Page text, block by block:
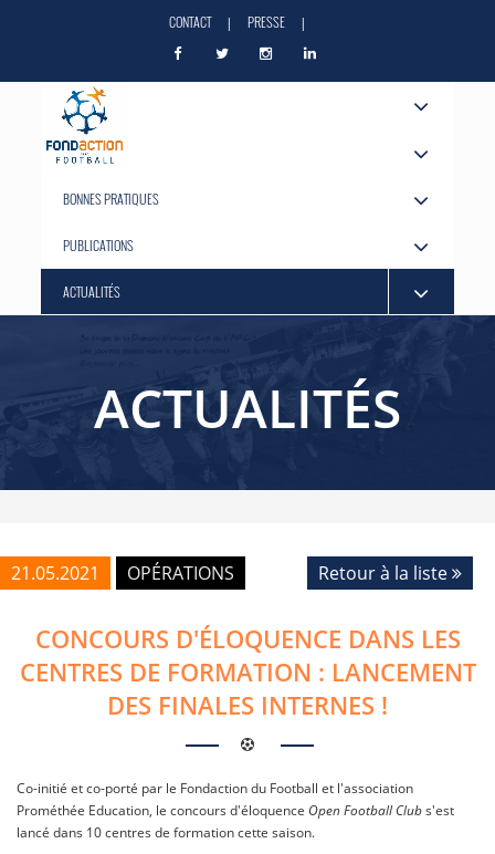
CONTACT | PRESSE |
A PROPOS
NOS ACTIONS
BONNES PRATIQUES
PUBLICATIONS
ACTUALITÉS
ACTUALITÉS
21.05.2021 OPÉRATIONS Retour à la liste
CONCOURS D'ÉLOQUENCE DANS LES
CENTRES DE FORMATION : LANCEMENT
DES FINALES INTERNES !
Co-initié et co-porté par le Fondaction du Football et l'association
Prométhée Education, le concours d'éloquence Open Football Clubs'est
lancé dans 10 centres de formation cette saison.